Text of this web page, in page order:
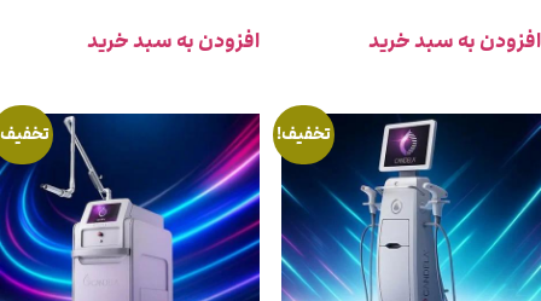
به سبد خرید افزودن به سبد خرید
تخفیف! تخفیف!